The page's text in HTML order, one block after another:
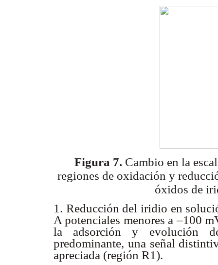
Figura 7. Cambio en la
regiones de oxidación y
óxidos de
1. Reducción del iridio en
A potenciales menores a –100
la adsorción y evolución
predominante, una señal
apreciada (región R1).